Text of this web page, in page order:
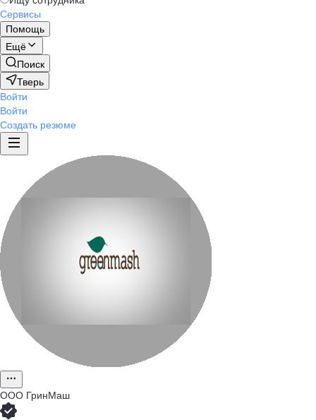
Сервисы
Помощь
Ещё
Поиск
Тверь
Войти
Войти
Создать резюме
ООО ГринМаш